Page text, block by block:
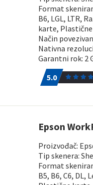
Format
B6, LGL, LTR,
karte,
Način
Nativna
Garantni rok: 2
5.01
5.0
Epson
Proizvođač:
Tip skenera:
Format
B5, B6, C6, DL,